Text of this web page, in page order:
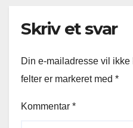
Skriv et svar
Din e-mailadresse vil
felter er markeret med *
Kommentar *